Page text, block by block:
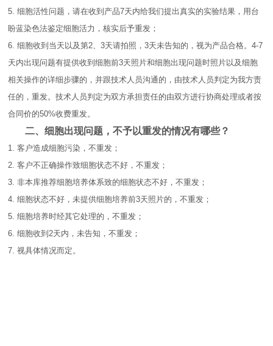
5.细胞活性问题，请在收到产品7天内给我们提出真实的实验结果，用台
盼蓝染色法鉴定细胞活力，核实后予重发；
6.细胞收到当天以及第2、3天请拍照，3天未告知的，视为产品合格。4-7
天内出现问题有提供收到细胞前3天照片和细胞出现问题时照片以及细胞
相关操作的详细步骤的，并跟技术人员沟通的，由技术人员判定为我方责
任的，重发。技术人员判定为双方承担责任的由双方进行协商处理或者按
合同价的50%收费重发。
二、细胞出现问题，不予以重发的情况有哪些？
1.客户造成细胞污染，不重发；
2.客户不正确操作致细胞状态不好，不重发；
3.非本库推荐细胞培养体系致的细胞状态不好，不重发；
4.细胞状态不好，未提供细胞培养前3天照片的，不重发；
5.细胞培养时经其它处理的，不重发；
6.细胞收到2天内，未告知，不重发；
7.视具体情况而定。